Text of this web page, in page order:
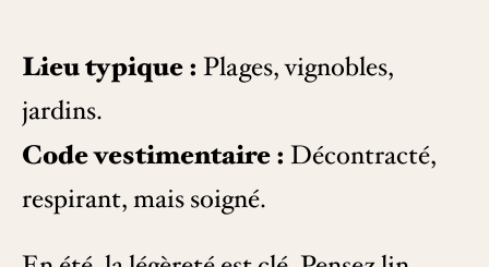
Lieu typique : Plages, vignobles,
jardins.
Code vestimentaire : Décontracté,
respirant, mais soigné.